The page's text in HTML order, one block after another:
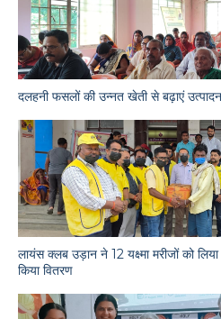
दलहनी फसलों की उन्नत खेती से बढ़ाएं
लायंस क्लब उड़ान ने 12 यक्ष्मा मरीजों को
किया वितरण